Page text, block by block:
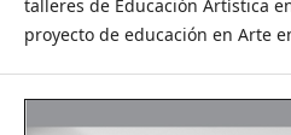
talleres de Educación Artística
proyecto de educación en Arte